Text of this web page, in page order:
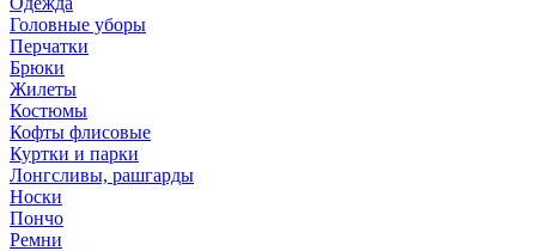
Головные уборы
Перчатки
Брюки
Жилеты
Костюмы
Кофты флисовые
Куртки и парки
Лонгсливы, рашгарды
Носки
Пончо
Ремни